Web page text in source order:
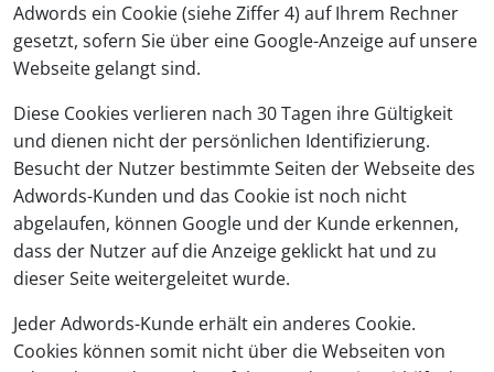
Adwords ein Cookie (siehe Ziffer 4) auf Ihrem Rechner
gesetzt, sofern Sie über eine Google-Anzeige auf unsere
Webseite gelangt sind.
Diese Cookies verlieren nach 30 Tagen ihre Gültigkeit
und dienen nicht der persönlichen Identifizierung.
Besucht der Nutzer bestimmte Seiten der Webseite des
Adwords-Kunden und das Cookie ist noch nicht
abgelaufen, können Google und der Kunde erkennen,
dass der Nutzer auf die Anzeige geklickt hat und zu
dieser Seite weitergeleitet wurde.
Jeder Adwords-Kunde erhält ein anderes Cookie.
Cookies können somit nicht über die Webseiten von